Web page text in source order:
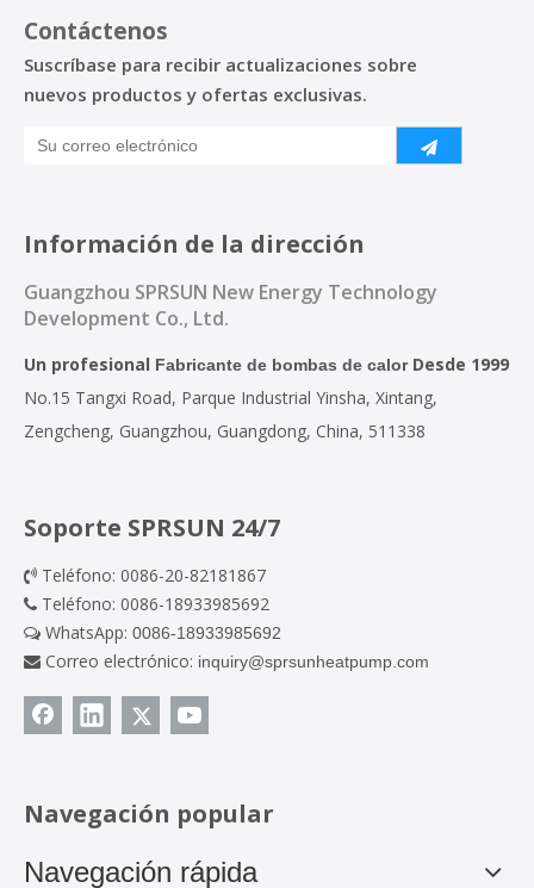
Contáctenos
Suscríbase para recibir actualizaciones sobre
nuevos productos y ofertas exclusivas.
Información de la dirección
Guangzhou SPRSUN New Energy Technology
Development Co., Ltd.
Un profesional Fabricante de bombas de calorDesde 1999
No.15 Tangxi Road, Parque Industrial Yinsha, Xintang,
Zengcheng, Guangzhou, Guangdong, China, 511338
Soporte SPRSUN 24/7
 Teléfono: 0086-20-82181867
 Teléfono: 0086-18933985692
 WhatsApp: 0086-18933985692
 Correo electrónico: inquiry@sprsunheatpump.com
Navegación popular
Navegación rápida